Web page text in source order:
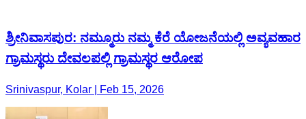
ಶ್ರೀನಿವಾಸಪುರ: ನಮ್ಮೂರು ನಮ್ಮ ಕೆರೆ ಯೋಜನೆಯಲ್ಲಿ ಅವ್ಯವಹಾರ
ಗ್ರಾಮಸ್ಥರು ದೇವಲಪಲ್ಲಿ ಗ್ರಾಮಸ್ಥರ ಆರೋಪ
Srinivaspur, Kolar | Feb 15, 2026